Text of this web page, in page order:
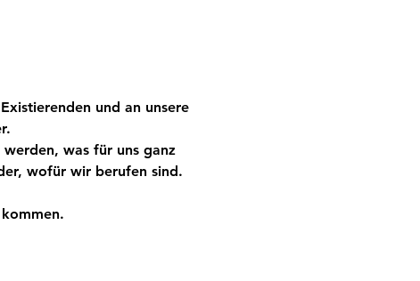
und an unsere
was für uns ganz
wofür wir berufen sind.